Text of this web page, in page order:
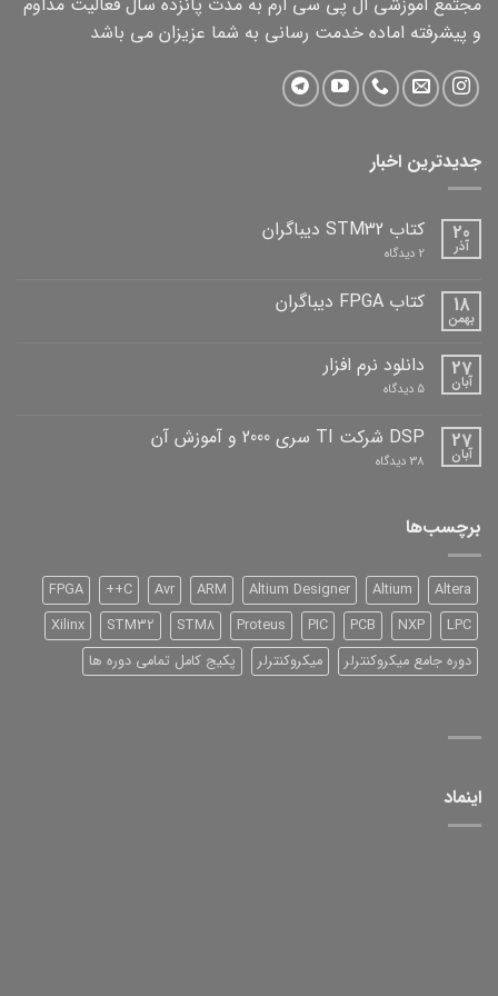
و پیشرفته اماده خدمت رسانی به شما عزیزان می باشد
جدیدترین اخبار
20
آذر
کتاب STM32 دیباگران
2 دیدگاه برای
دیباگران 18
بهمن
کتاب FPGA دیباگران
کتاب
FPGA
دیباگران
ثبت
نشده 27
آبان
دانلود نرم افزار
5 دیدگاه برای
افزار 27
آبان
DSP شرکت TI سری 2000 و آموزش آن
38 دیدگاه برای
آن
برچسب‌ها
Altera
Altium
Altium Designer
ARM
Avr
C++
FPGA
LPC
NXP
PCB
PIC
Proteus
STM8
STM32
Xilinx
دوره جامع میکروکنترلر
میکروکنترلر پکیج کامل تمامی دوره ها
اینماد